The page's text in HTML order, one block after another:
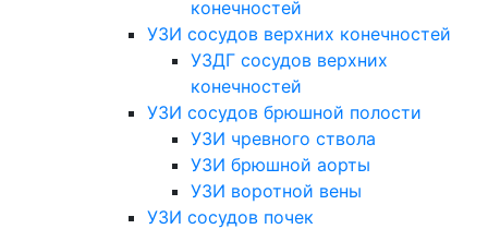
конечностей
УЗИ сосудов верхних конечностей
УЗДГ сосудов верхних
конечностей
УЗИ сосудов брюшной полости
УЗИ чревного ствола
УЗИ брюшной аорты
УЗИ воротной вены
УЗИ сосудов почек